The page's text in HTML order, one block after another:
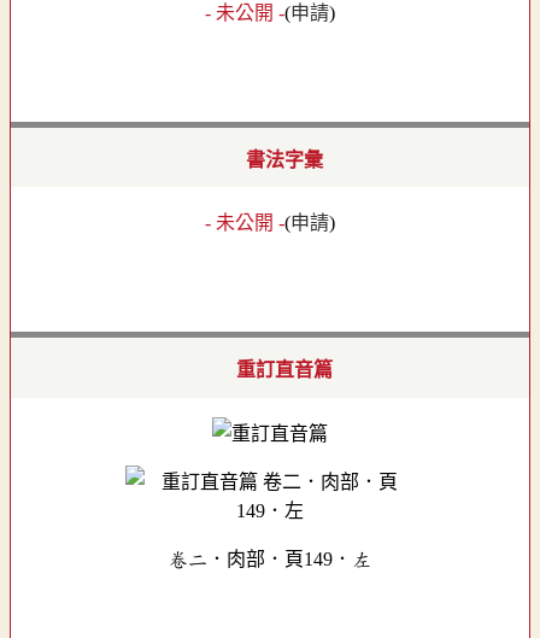
- 未公開 -(申請)
書法字彙
- 未公開 -(申請)
重訂直音篇
卷二．肉部．頁149．左